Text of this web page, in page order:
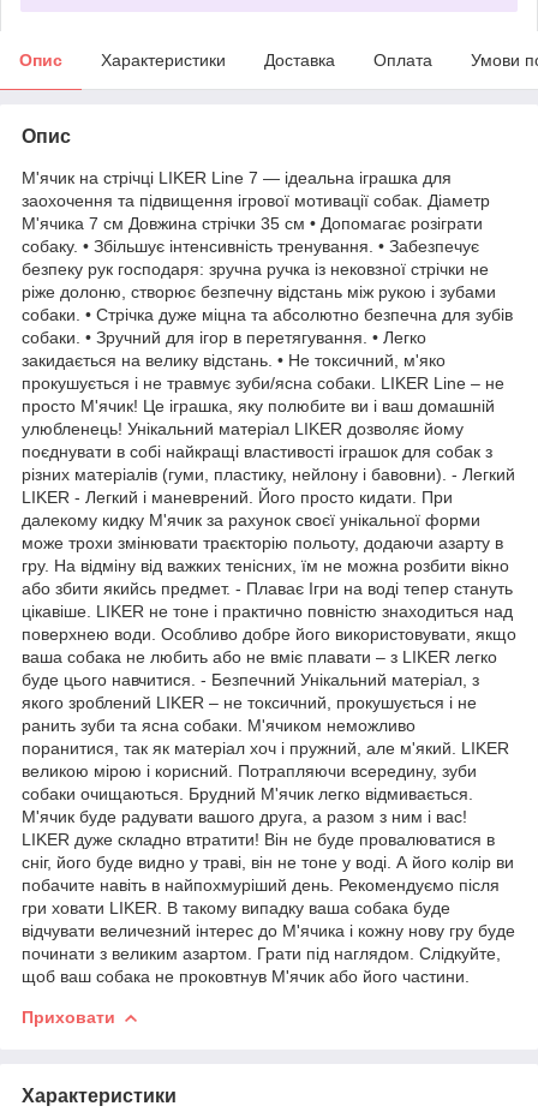
Опис Характеристики Доставка Оплата Умови
Опис
М'ячик на стрічці LIKER Line 7 — ідеальна іграшка для
заохочення та підвищення ігрової мотивації собак. Діаметр
М'ячика 7 см Довжина стрічки 35 см • Допомагає розіграти
собаку. • Збільшує інтенсивність тренування. • Забезпечує
безпеку рук господаря: зручна ручка із нековзної стрічки не
ріже долоню, створює безпечну відстань між рукою і зубами
собаки. • Стрічка дуже міцна та абсолютно безпечна для зубів
собаки. • Зручний для ігор в перетягування. • Легко
закидається на велику відстань. • Не токсичний, м'яко
прокушується і не травмує зуби/ясна собаки. LIKER Line – не
просто М'ячик! Це іграшка, яку полюбите ви і ваш домашній
улюбленець! Унікальний матеріал LIKER дозволяє йому
поєднувати в собі найкращі властивості іграшок для собак з
різних матеріалів (гуми, пластику, нейлону і бавовни). - Легкий
LIKER - Легкий і маневрений. Його просто кидати. При
далекому кидку М'ячик за рахунок своєї унікальної форми
може трохи змінювати траєкторію польоту, додаючи азарту в
гру. На відміну від важких тенісних, їм не можна розбити вікно
або збити якийсь предмет. - Плаває Ігри на воді тепер стануть
цікавіше. LIKER не тоне і практично повністю знаходиться над
поверхнею води. Особливо добре його використовувати, якщо
ваша собака не любить або не вміє плавати – з LIKER легко
буде цього навчитися. - Безпечний Унікальний матеріал, з
якого зроблений LIKER – не токсичний, прокушується і не
ранить зуби та ясна собаки. М'ячиком неможливо
поранитися, так як матеріал хоч і пружний, але м'який. LIKER
великою мірою і корисний. Потрапляючи всередину, зуби
собаки очищаються. Брудний М'ячик легко відмивається.
М'ячик буде радувати вашого друга, а разом з ним і вас!
LIKER дуже складно втратити! Він не буде провалюватися в
сніг, його буде видно у траві, він не тоне у воді. А його колір ви
побачите навіть в найпохмуріший день. Рекомендуємо після
гри ховати LIKER. В такому випадку ваша собака буде
відчувати величезний інтерес до М'ячика і кожну нову гру буде
починати з великим азартом. Грати під наглядом. Слідкуйте,
щоб ваш собака не проковтнув М'ячик або його частини.
Приховати
Характеристики